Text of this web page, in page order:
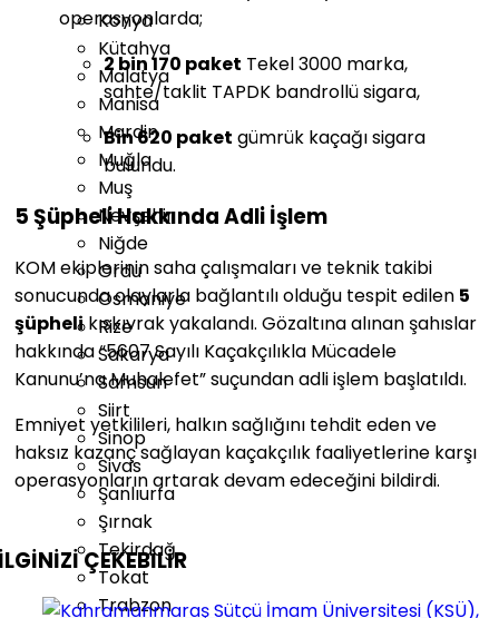
Konya
Kütahya
Malatya
Manisa
Mardin
Muğla
Muş
Nevşehir
Niğde
Ordu
Osmaniye
Rize
Sakarya
Samsun
Siirt
Sinop
Sivas
Şanlıurfa
Şırnak
Tekirdağ
Tokat
Trabzon
operasyonlarda;
2 bin 170 paket Tekel 3000 marka,
sahte/taklit TAPDK bandrollü sigara,
Bin 620 paket gümrük kaçağı sigara
bulundu.
5 Şüpheli Hakkında Adli İşlem
KOM ekiplerinin saha çalışmaları ve teknik takibi
sonucunda olaylarla bağlantılı olduğu tespit edilen 5
şüphelikıskıvrak yakalandı. Gözaltına alınan şahıslar
hakkında “5607 Sayılı Kaçakçılıkla Mücadele
Kanunu’na Muhalefet” suçundan adli işlem başlatıldı.
Emniyet yetkilileri, halkın sağlığını tehdit eden ve
haksız kazanç sağlayan kaçakçılık faaliyetlerine karşı
operasyonların artarak devam edeceğini bildirdi.
ÇEKEBİLİR